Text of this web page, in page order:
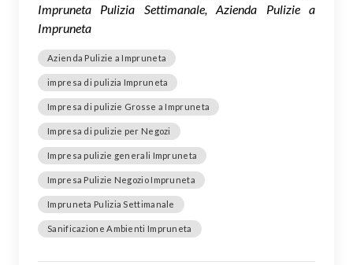
Impruneta Pulizia Settimanale, Azienda Pulizie a
Impruneta
Azienda Pulizie a Impruneta
impresa di pulizia Impruneta
Impresa di pulizie Grosse a Impruneta
Impresa di pulizie per Negozi
Impresa pulizie generali Impruneta
Impresa Pulizie Negozio Impruneta
Impruneta Pulizia Settimanale
Sanificazione Ambienti Impruneta